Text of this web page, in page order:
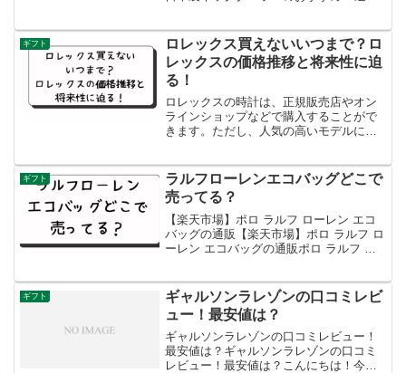
できます。電池駆動やUSB充電が可能な
モデル...
ギフト
ロレックス買えないいつまで？ロ
レックスの価格推移と将来性に迫
る！
ロレックスの時計は、正規販売店やオン
ラインショップなどで購入することがで
きます。ただし、人気の高いモデルにつ
問い合わせください。ロレックス 品薄 解
消ロレックスは、現在...
ギフト
ラルフローレンエコバッグどこで
売ってる？
【楽天市場】ポロ ラルフ ローレン エコ
バッグの通販【楽天市場】ポロ ラルフ ロ
ーレン エコバッグの通販ポロ ラルフ ロ
ン（Polo Ralph Lauren）は...
ギフト
ギャルソンラレゾンの口コミレビ
ュー！最安値は？
ギャルソンラレゾンの口コミレビュー！
最安値は？ギャルソンラレゾンの口コミ
レビュー！最安値は？こんにちは！今日